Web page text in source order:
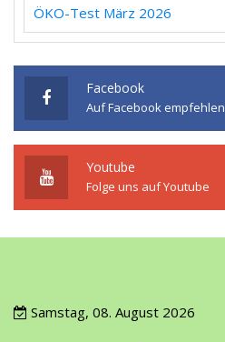
ÖKO-Test März 2026
Facebook
Auf Facebook empfehlen
Youtube
Folge uns auf Youtube
Samstag, 08. August 2026